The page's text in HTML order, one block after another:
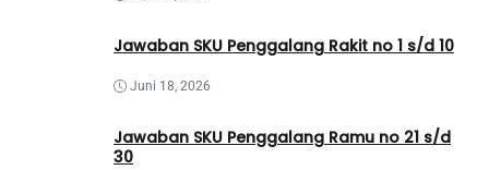
Jawaban SKU Penggalang Rakit no 1 s/d 10
Juni 18, 2026
Jawaban SKU Penggalang Ramu no 21 s/d
30